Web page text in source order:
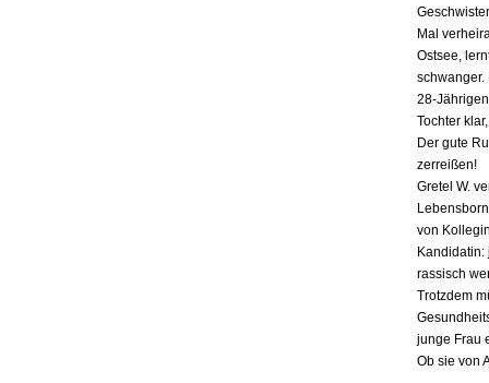
Mal
Ostsee,
schwanger.
28-
Tochter
Der gute
zerreißen!
Gretel W.
von
rassisch
Trotzdem
junge Frau
Ob sie von